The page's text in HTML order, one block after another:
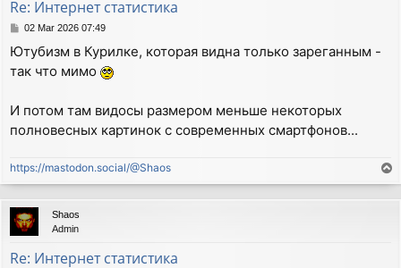
Re: Интернет статистика
P
s
t
02 Mar 2026 07:49
Ютубизм в Курилке, которая видна только зареганным -
так что мимо
И потом там видосы размером меньше некоторых
полновесных картинок с современных смартфонов...
https://mastodon.social/@Shaos
o
p
Shaos
Admin
Re: Интернет статистика